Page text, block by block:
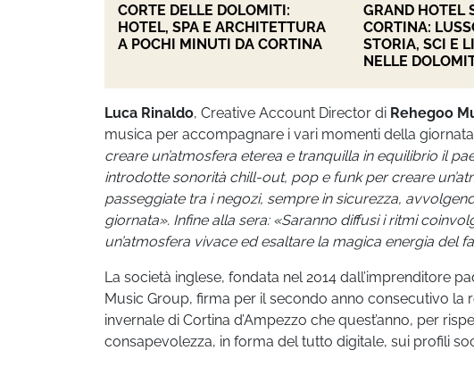
CORTE DELLE DOLOMITI:
HOTEL, SPA E ARCHITETTURA
A POCHI MINUTI DA CORTINA
GRAND HOTEL
CORTINA:
STORIA, SCI E
NELLE
Luca Rinaldo, Creative Account Director di Rehegoo
musica per accompagnare i vari momenti della
creare un’atmosfera eterea e tranquilla in equilibrio il
introdotte sonorità chill-out, pop e funk per creare
passeggiate tra i negozi, sempre in sicurezza,
giornata». Infine alla sera: «Saranno diffusi i ritmi
un’atmosfera vivace ed esaltare la magica energia del
La società inglese, fondata nel 2014 dall’imprenditore
Music Group, firma per il secondo anno consecutivo la
invernale di Cortina d’Ampezzo che quest’anno, per
consapevolezza, in forma del tutto digitale, sui profili